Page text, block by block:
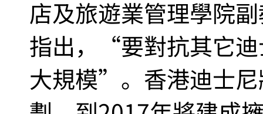
店及旅遊業管理學院
指出，“要對抗其它
大規模”。香港迪士